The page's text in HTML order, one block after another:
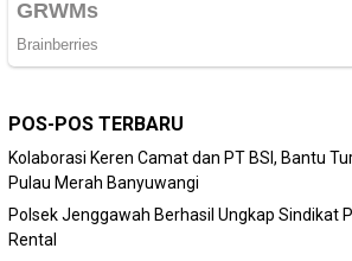
POS-POS TERBARU
Kolaborasi Keren Camat dan PT BSI, Bantu
Pulau Merah Banyuwangi
Polsek Jenggawah Berhasil Ungkap Sindikat
Rental